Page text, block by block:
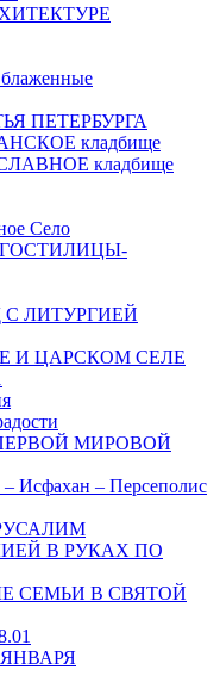
ПЕТЕРБУРГА
кладбище
кладбище
Село
ЛИТУРГИЕЙ
И ЦАРСКОМ СЕЛЕ
ПЕРВОЙ МИРОВОЙ
Исфахан – Персеполис
В РУКАХ ПО
СЕМЬИ В СВЯТОЙ